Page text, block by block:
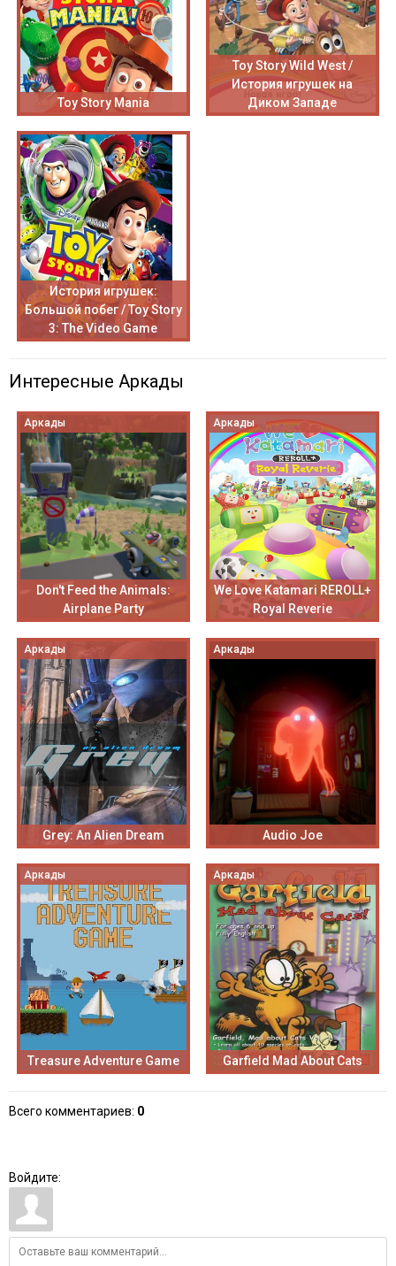
Toy Story Mania
Toy Story Wild West /
История игрушек на
Диком Западе
История игрушек:
Большой побег / Toy Story
3: The Video Game
Интересные Аркады
Аркады
Don't Feed the Animals:
Airplane Party
Аркады
We Love Katamari REROLL+
Royal Reverie
Аркады
Grey: An Alien Dream
Аркады
Audio Joe
Аркады
Treasure Adventure Game
Аркады
Garfield Mad About Cats
Всего комментариев: 0
Войдите: